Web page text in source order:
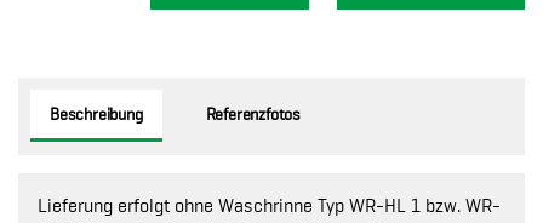
Beschreibung Referenzfotos
Lieferung erfolgt ohne Waschrinne Typ WR-HL 1 bzw. WR-